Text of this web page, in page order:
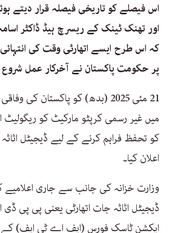
اس فیصلے کو تاریخی فیصلہ قرار دیتے
اور تھنک ٹینک کے ریسرچ ہیڈ ڈاکٹر
کہ اس طرح ایسے اتھارٹی وقت کی
پر حکومت پاکستان نے آخرکار عمل شروع
21 مئی 2025 (بدھ) کو پاکستان کی
میں غیر رسمی کرپٹو مارکیٹ کو ریگولیٹ
کو تحفظ فراہم کرنے کے لیے ڈیجیٹل
اعلان کیا۔
وزارت خزانہ کی جانب سے جاری اعلامیے
ڈیجیٹل اثاثہ جات اتھارٹی یعنی پی پی
ایکشن ٹاسک فورس (ایف اے ٹی ایف) کے